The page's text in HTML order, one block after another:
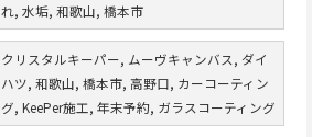
れ, 水垢, 和歌山, 橋本市
クリスタルキーパー, ムーヴキャンバス, ダイ
ハツ, 和歌山, 橋本市, 高野口, カーコーティン
グ, KeePer施工, 年末予約, ガラスコーティング